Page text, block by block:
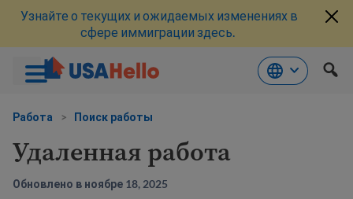
Узнайте о текущих и ожидаемых изменениях в
сфере иммиграции здесь.
Работа > Поиск работы
Удаленная работа
Обновлено в ноябре 18, 2025